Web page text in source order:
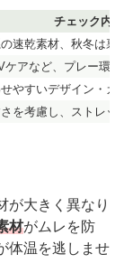
チェック内容
速乾素材、秋冬は裏
ケアなど、プレー環
やすいデザイン・カ
を考慮し、ストレッ
が大きく異なり
材がムレを防
体温を逃しませ